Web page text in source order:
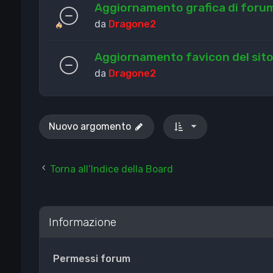
Aggiornamento grafica di
da Dragone2
Aggiornamento favicon del sito
da Dragone2
Nuovo argomento
Torna all’Indice della Board
Informazione
Permessi forum